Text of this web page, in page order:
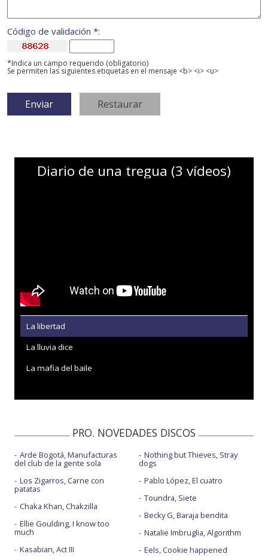
Código de validación *:
*Indica un campo requerido (obligatorio)
Se permiten las siguientes etiquetas en el mensaje <b> <i> <u>
Diario de una tregua (3 vídeos)
La libertad
La lluvia dice
La mafia del baile
PRO. NOVEDADES DISCOS
Arde Bogotá, Manufacturas
del club de la gente sola
Los Zigarros, Carne con
patatas
Chaka Khan, Chakzilla
Ellie Goulding, I know too
much
Kasabian, Act III
Nothing but Thieves, Stray
dogs
Pablo López, El cuatro
Toundra, Siete
Becky G, Baraja bendita
Natalie Imbruglia, Algorithm
Eels, Cookie happened